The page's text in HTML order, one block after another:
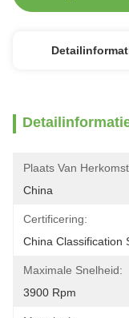
Plaats Van
China
Certificering:
China Classification
Maximale Snelheid:
3900 Rpm